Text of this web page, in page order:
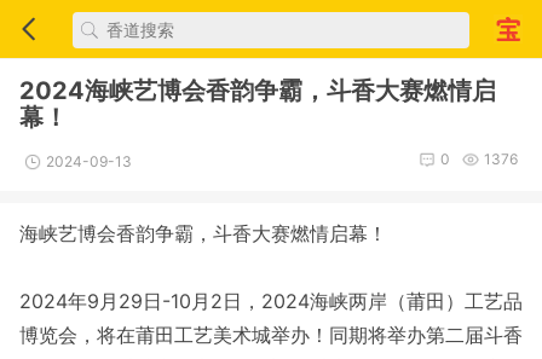
2024海峡艺博会香韵争霸，斗香大赛燃情启
幕！
2024-09-13 1376
0
海峡艺博会香韵争霸，斗香大赛燃情启幕！
2024年9月29日-10月2日，2024海峡两岸（莆田）工艺品
博览会，将在莆田工艺美术城举办！同期将举办第二届斗香